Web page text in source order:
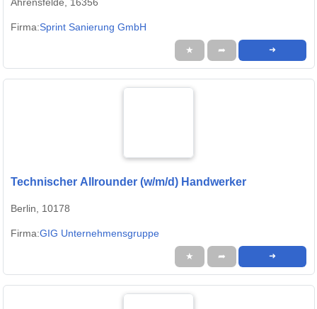
Firma:Sprint Sanierung GmbH
★ ➦ ➜
Technischer Allrounder (w/m/d) Handwerker
Berlin, 10178
Firma:GIG Unternehmensgruppe
★ ➦ ➜